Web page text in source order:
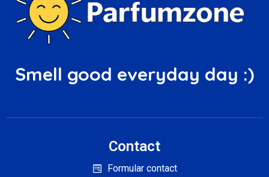
Smell good everyday day :)
Contact
Formular contact